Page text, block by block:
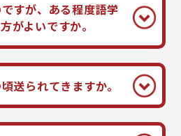
すが、ある程度語学
がよいですか。
送られてきますか。